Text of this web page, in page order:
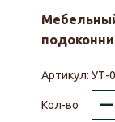
Артикул:УТ-
Кол-во –